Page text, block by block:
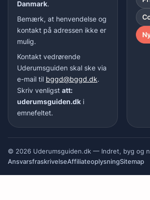
Danmark.
Bemærk, at henvendelse og
kontakt på adressen ikke er
mulig.
Kontakt vedrørende
Uderumsguiden skal ske via
e-mail til bggd@bggd.dk.
Skriv venligst att:
uderumsguiden.dk i
emnefeltet.
© 2026 Uderumsguiden.dk — Indret, byg og
AnsvarsfraskrivelseAffiliateoplysningSitemap